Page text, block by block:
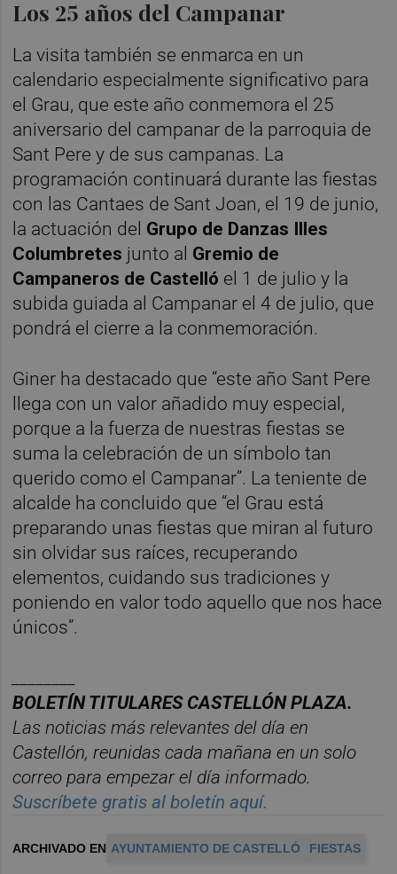
Los 25 años del Campanar
La visita también se enmarca en un
calendario especialmente significativo para
el Grau, que este año conmemora el 25
aniversario del campanar de la parroquia de
Sant Pere y de sus campanas. La
programación continuará durante las fiestas
con las Cantaes de Sant Joan, el 19 de junio,
la actuación del Grupo de Danzas Illes
Columbretes junto al Gremio de
Campaneros de Castelló el 1 de julio y la
subida guiada al Campanar el 4 de julio, que
pondrá el cierre a la conmemoración.
Giner ha destacado que “este año Sant Pere
llega con un valor añadido muy especial,
porque a la fuerza de nuestras fiestas se
suma la celebración de un símbolo tan
querido como el Campanar”. La teniente de
alcalde ha concluido que “el Grau está
preparando unas fiestas que miran al futuro
sin olvidar sus raíces, recuperando
elementos, cuidando sus tradiciones y
poniendo en valor todo aquello que nos hace
únicos”.
BOLETÍN TITULARES CASTELLÓN PLAZA.
Las noticias más relevantes del día en
Castellón, reunidas cada mañana en un solo
correo para empezar el día informado.
Suscríbete gratis al boletín aquí.
ARCHIVADO EN AYUNTAMIENTO DE CASTELLÓ FIESTAS